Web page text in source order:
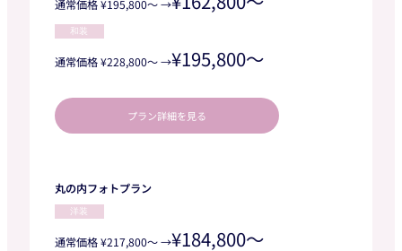
通常価格 ¥195,800～ →
和装
通常価格 ¥228,800〜 →¥195,800～
プラン詳細を見る
丸の内フォトプラン
洋装
通常価格 ¥217,800～ →¥184,800～